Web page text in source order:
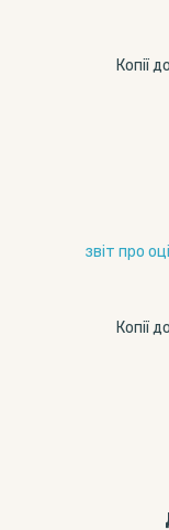
Копії
звіт про
Копії